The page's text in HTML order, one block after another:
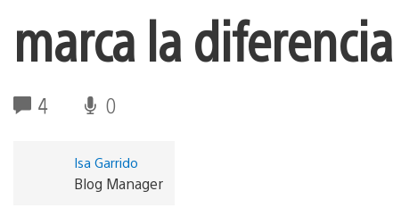
marca la diferencia
4 0
Isa Garrido
Blog Manager